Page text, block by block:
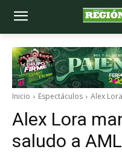
Inicio Espectáculos Alex
Alex Lora
saludo a